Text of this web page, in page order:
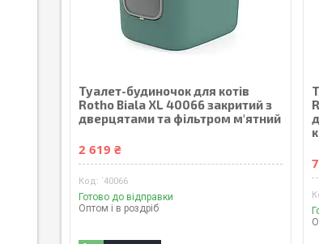
Туалет-будиночок для котів
Rotho Biala XL 40066 закритий з
дверцятами та фільтром м'ятний
2 619 ₴
`40066
Готово до відправки
Оптом і в роздріб